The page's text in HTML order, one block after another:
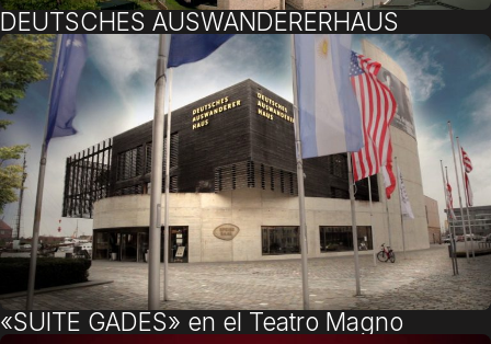
DEUTSCHES AUSWANDERERHAUS
«SUITE GADES» en el Teatro Magno